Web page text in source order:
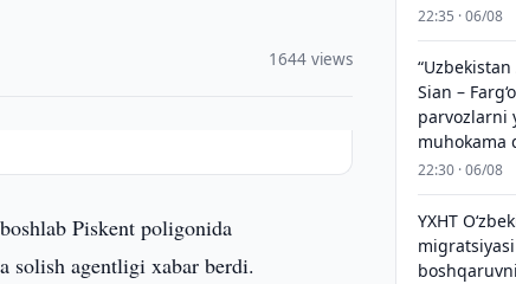
1644 views
Piskent poligonida
solish agentligi xabar berdi.
22:35 · 06/08
Sian –
parvozlarni
muhokama
22:30 · 06/08
YXHT